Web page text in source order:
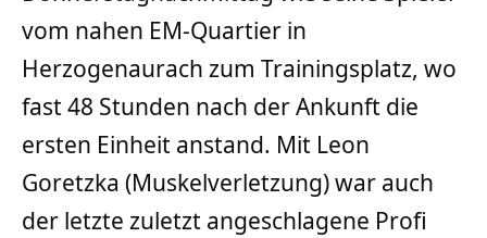
vom nahen EM-Quartier in
Herzogenaurach zum Trainingsplatz, wo
fast 48 Stunden nach der Ankunft die
ersten Einheit anstand. Mit Leon
Goretzka (Muskelverletzung) war auch
der letzte zuletzt angeschlagene Profi